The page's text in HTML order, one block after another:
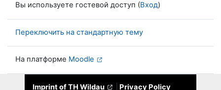
Вы используете гостевой доступ (Вход)
Переключить на стандартную тему
На платформе Moodle
Imprint of TH Wildau Privacy Policy